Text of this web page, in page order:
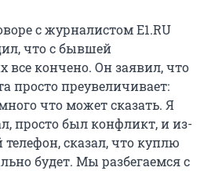
с журналистом E1.RU
что с бывшей
все кончено. Он заявил, что
просто преувеличивает:
что может сказать. Я
просто был конфликт, и из-
телефон, сказал, что куплю
будет. Мы разбегаемся с